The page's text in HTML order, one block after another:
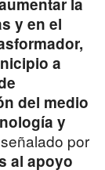
la
y en el
a
del medio
y
por
al apoyo